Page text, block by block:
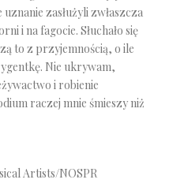
zasłużyli zwłaszcza
i na fagocie. Słuchało się
to z przyjemnością, o ile
Nie ukrywam,
i robienie
raczej mnie śmieszy niż
Artists/NOSPR